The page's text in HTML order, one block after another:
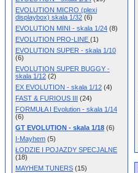
EVOLUTION MICRO (plexi
displaybox) skala 1/32 (6)
EVOLUTION MINI - skala 1/24 (8)
EVOLUTION PRO-LINE (1)
EVOLUTION SUPER - skala 1/10
(6)
EVOLUTION SUPER BUGGY -
skala 1/12 (2)
EX EVOLUTION - skala 1/12 (4)
FAST & FURIOUS III (24)
FORMUŁA I Evolution - skala 1/14
(6)
GT EVOLUTION - skala 1/18 (6)
I-Mayhem (5)
ŁODZIE I POJAZDY SPECJALNE
(18)
MAYHEM TUNERS (15)